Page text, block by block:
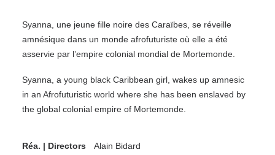
Syanna, une jeune fille noire des Caraïbes, se réveille
amnésique dans un monde afrofuturiste où elle a été
asservie par l’empire colonial mondial de Mortemonde.
Syanna, a young black Caribbean girl, wakes up amnesic
in an Afrofuturistic world where she has been enslaved by
the global colonial empire of Mortemonde.
Réa. | Directors
Alain Bidard